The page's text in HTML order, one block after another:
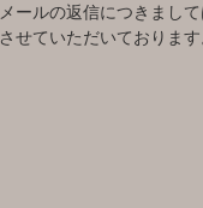
メールの返信につきまし
させていただいております